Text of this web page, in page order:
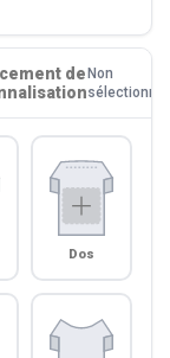
deNon
sélectionné
Dos